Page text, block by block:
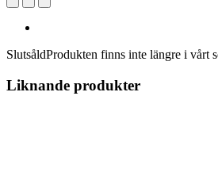
SlutsåldProdukten finns inte längre i vårt
Liknande produkter